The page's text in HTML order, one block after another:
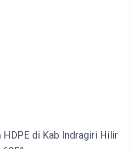
HDPE di Kab Indragiri Hilir